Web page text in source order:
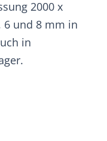
2000 x
6 und 8 mm in
in